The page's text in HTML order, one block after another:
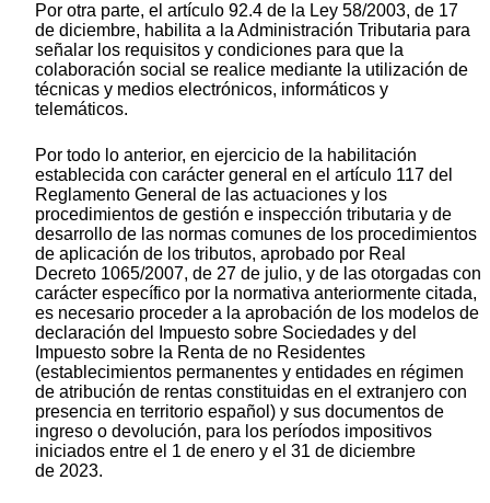
Por otra parte, el artículo 92.4 de la Ley 58/2003, de 17
de diciembre, habilita a la Administración Tributaria para
señalar los requisitos y condiciones para que la
colaboración social se realice mediante la utilización de
técnicas y medios electrónicos, informáticos y
telemáticos.
Por todo lo anterior, en ejercicio de la habilitación
establecida con carácter general en el artículo 117 del
Reglamento General de las actuaciones y los
procedimientos de gestión e inspección tributaria y de
desarrollo de las normas comunes de los procedimientos
de aplicación de los tributos, aprobado por Real
Decreto 1065/2007, de 27 de julio, y de las otorgadas con
carácter específico por la normativa anteriormente citada,
es necesario proceder a la aprobación de los modelos de
declaración del Impuesto sobre Sociedades y del
Impuesto sobre la Renta de no Residentes
(establecimientos permanentes y entidades en régimen
de atribución de rentas constituidas en el extranjero con
presencia en territorio español) y sus documentos de
ingreso o devolución, para los períodos impositivos
iniciados entre el 1 de enero y el 31 de diciembre
de 2023.